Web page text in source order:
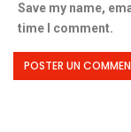
Save my name,
time I comment.